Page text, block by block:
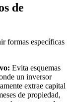
de
formas específicas
Evita esquemas
un inversor
extrae capital
de propiedad,